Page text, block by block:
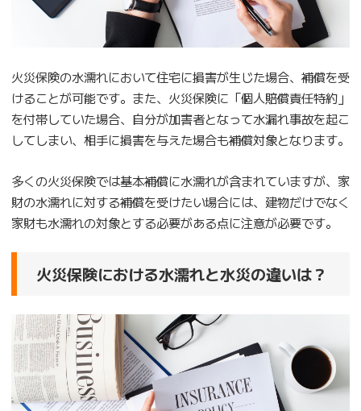
火災保険の水濡れにおいて住宅に損害が生じた場合、補償を受
けることが可能です。また、火災保険に「個人賠償責任特約」
を付帯していた場合、自分が加害者となって水漏れ事故を起こ
してしまい、相手に損害を与えた場合も補償対象となります。
多くの火災保険では基本補償に水濡れが含まれていますが、家
財の水濡れに対する補償を受けたい場合には、建物だけでなく
家財も水濡れの対象とする必要がある点に注意が必要です。
火災保険における水濡れと水災の違いは？